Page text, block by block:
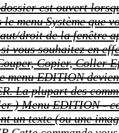
est ouvert
le menu Système
droit de la fenêtre
si vous souhaitez en
Copier, Coller
menu EDITION
La plupart des
) Menu EDITION -
un texte (ou une